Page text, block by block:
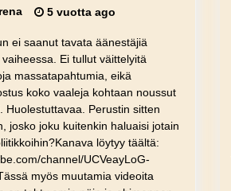
5 vuotta ago
ei saanut tavata äänestäjiä
Ei tullut väittelyitä
massatapahtumia, eikä
koko vaaleja kohtaan noussut
Huolestuttavaa. Perustin sitten
josko joku kuitenkin haluaisi jotain
löytyy täältä:
channel/UCVeayLoG-
myös muutamia videoita